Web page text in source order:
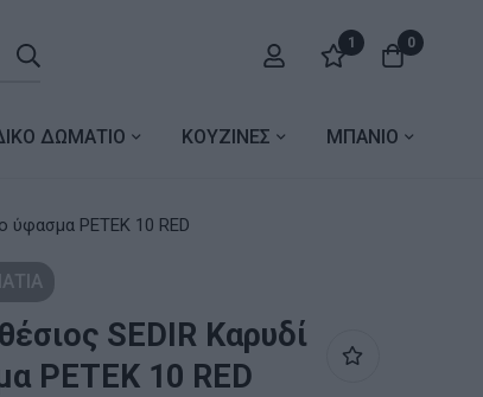
1 0
ΔΩΜΑΤΙΟ ΚΟΥΖΙΝΕΣ ΜΠΑΝΙΟ
ύφασμα PETEK 10 RED
SEDIR Καρυδί
PETEK 10 RED